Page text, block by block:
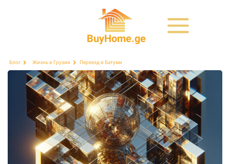
BuyHome.ge
Блог Жизнь в Грузии Переезд в Батуми